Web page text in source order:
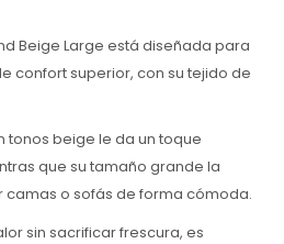
Beige Large está diseñada para
confort superior, con su tejido de
tonos beige le da un toque
que su tamaño grande la
o sofás de forma cómoda.
sin sacrificar frescura, es